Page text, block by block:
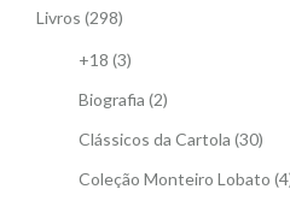
Livros (298)
+18 (3)
Biografia (2)
Clássicos da Cartola (30)
Coleção Monteiro Lobato